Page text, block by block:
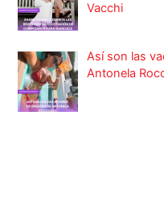
Vacchi
Así son las
Antonela